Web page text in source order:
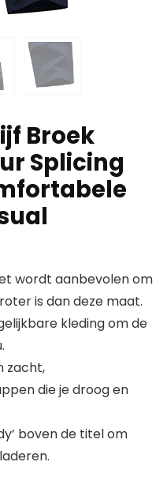
Broek
Splicing
wordt aanbevolen om
is dan deze maat.
kleding om de
zacht,
die je droog en
boven de titel om